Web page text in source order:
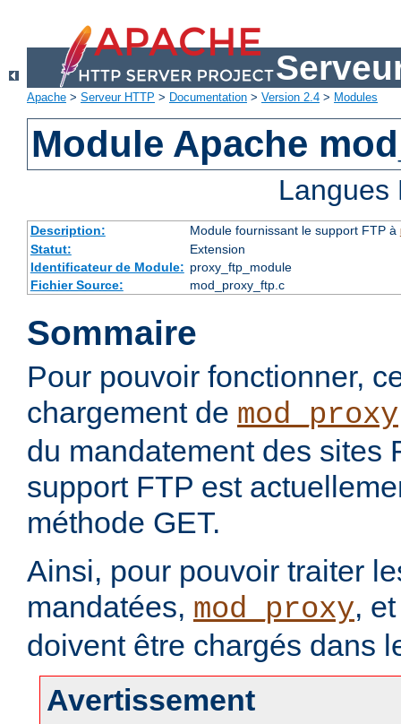
Apache > Serveur HTTP > Documentation > Version 2.4 > Modules
Module Apache
Description: Module fournissant le support FTP à
Statut:
Extension
Identificateur de Module: proxy_ftp_module
Fichier Source:
mod_proxy_ftp.c
Sommaire
Pour pouvoir fonctionner,
chargement de mod_proxy
du mandatement des sites
support FTP est
méthode GET.
Ainsi, pour pouvoir traiter
mandatées, mod_proxy,
doivent être chargés dans
Avertissement